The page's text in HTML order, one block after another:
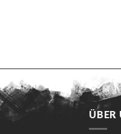
ÜBER